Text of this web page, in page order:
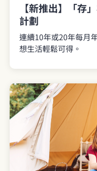
【新推出】「存
計劃
連續10年或20年每月
想生活輕鬆可得。